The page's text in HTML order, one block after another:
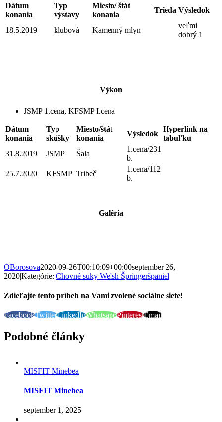
Dátum
konania
Typ
výstavy
Miesto/ štát
konania
Trieda Výsledok
18.5.2019 klubová Kamenný mlyn
veľmi
dobrý 1
Výkon
JSMP 1.cena, KFSMP I.cena
Dátum
konania
Typ
skúšky
Miesto/štát
konania
Výsledok
Hyperlink na
tabuľku
31.8.2019
JSMP Šala
1.cena/231
b.
25.7.2020
KFSMP Tribeč
1.cena/112
b.
Galéria
OBorosova2020-09-26T00:10:09+00:00september 26,
2020|Kategórie: Chovné suky Welsh Špringeršpaniel|
Zdieľajte tento príbeh na Vami zvolené sociálne siete!
FacebookTwitterLinkedInWhatsappPinterestEmail
Podobné články
MISFIT Minebea
MISFIT Minebea
september 1, 2025